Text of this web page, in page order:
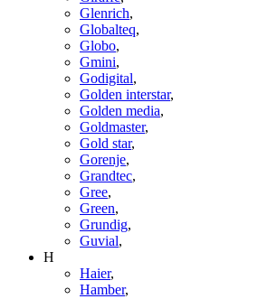
Glenrich,
Globalteq,
Globo,
Gmini,
Godigital,
Golden interstar,
Golden media,
Goldmaster,
Gold star,
Gorenje,
Grandtec,
Gree,
Green,
Grundig,
Guvial,
H
Haier,
Hamber,